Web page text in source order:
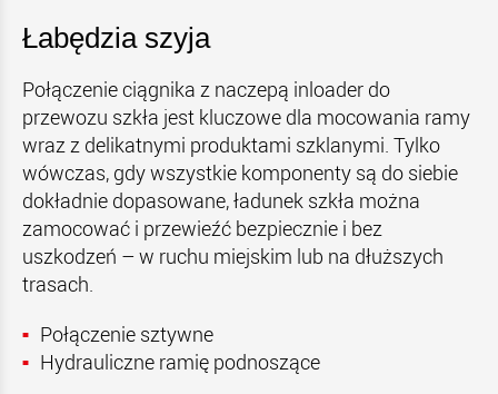
Łabędzia szyja
Połączenie ciągnika z naczepą inloader do
przewozu szkła jest kluczowe dla mocowania ramy
wraz z delikatnymi produktami szklanymi. Tylko
wówczas, gdy wszystkie komponenty są do siebie
dokładnie dopasowane, ładunek szkła można
zamocować i przewieźć bezpiecznie i bez
uszkodzeń – w ruchu miejskim lub na dłuższych
trasach.
Połączenie sztywne
Hydrauliczne ramię podnoszące